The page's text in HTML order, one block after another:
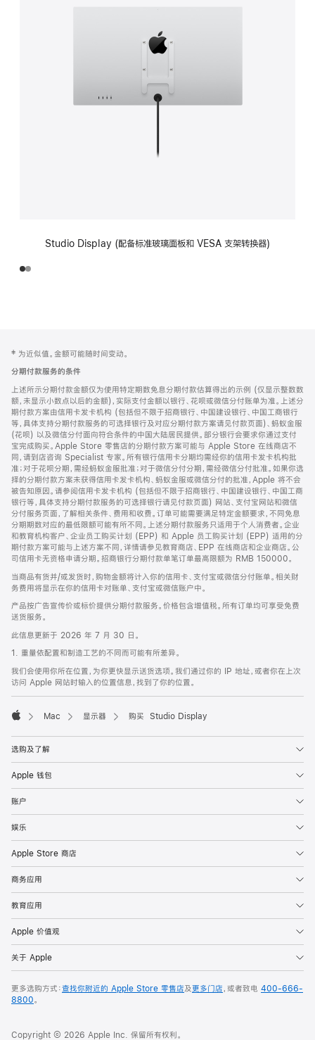
Studio Display (配备标准玻璃面板和 VESA 支架转换器)
页
页
脚
注
‡ 为近似值。金额可能随时间变动。
分期付款服务的条件
上述所示分期付款金额仅为使用特定期数免息分期付款估算得出的示例 (仅显示整数数
额，未显示小数点以后的金额)，实际支付金额以银行、花呗或微信分付账单为准。上述分
期付款方案由信用卡发卡机构 (包括但不限于招商银行、中国建设银行、中国工商银行
等，具体支持分期付款服务的可选择银行及对应分期付款方案请见付款页面)、蚂蚁金服
(花呗) 以及微信分付面向符合条件的中国大陆居民提供。部分银行会要求你通过支付
宝完成购买。Apple Store 零售店的分期付款方案可能与 Apple Store 在线商店不
同，请到店咨询 Specialist 专家。所有银行信用卡分期均需经你的信用卡发卡机构批
准；对于花呗分期，需经蚂蚁金服批准；对于微信分付分期，需经微信分付批准。如果你选
择的分期付款方案未获得信用卡发卡机构、蚂蚁金服或微信分付的批准，Apple 将不会
被告知原因。请参阅信用卡发卡机构 (包括但不限于招商银行、中国建设银行、中国工商
银行等，具体支持分期付款服务的可选择银行请见付款页面) 网站、支付宝网站和微信
分付服务页面，了解相关条件、费用和收费。订单可能需要满足特定金额要求，不同免息
分期期数对应的最低限额可能有所不同。上述分期付款服务只适用于个人消费者。企业
和教育机构客户、企业员工购买计划 (EPP) 和 Apple 员工购买计划 (EPP) 适用的分
期付款方案可能与上述方案不同，详情请参见教育商店、EPP 在线商店和企业商店。公
司信用卡无资格申请分期。招商银行分期付款单笔订单最高限额为 RMB 150000。
当商品有货并/或发货时，购物金额将计入你的信用卡、支付宝或微信分付账单。相关财
务费用将显示在你的信用卡对账单、支付宝或微信账户中。
产品按广告宣传价或标价提供分期付款服务。价格包含增值税。所有订单均可享受免费
送货服务。
此信息更新于 2026 年 7 月 30 日。
1. 重量依配置和制造工艺的不同而可能有所差异。
我们会使用你所在位置，为你更快显示送货选项。我们通过你的 IP 地址，或者你在上次
访问 Apple 网站时输入的位置信息，找到了你的位置。
Mac 显示器 购买 Studio Display
选购及了解
Apple 钱包
账户
娱乐
Apple Store 商店
商务应用
教育应用
Apple 价值观
关于 Apple
更多选购方式：查找你附近的 Apple Store 零售店及更多门店，或者致电 400-666-
8800。
Copyright © 2026 Apple Inc. 保留所有权利。